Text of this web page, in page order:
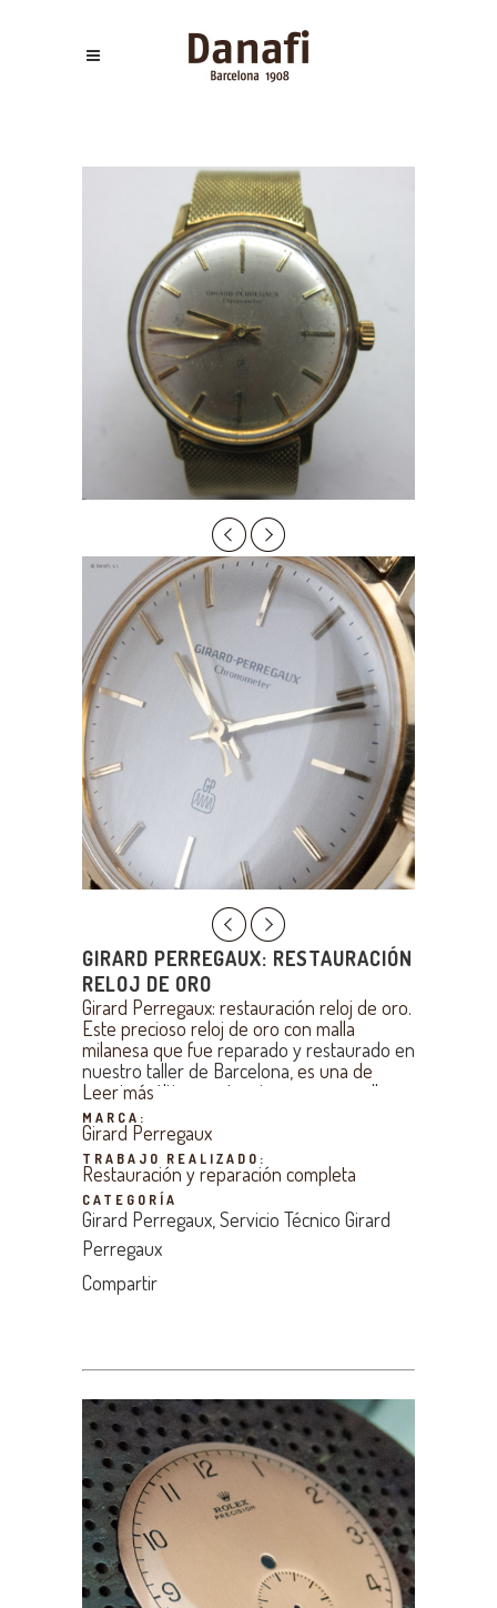
GIRARD PERREGAUX: RESTAURACIÓN
RELOJ DE ORO
Girard Perregaux: restauración reloj de oro.
Este precioso reloj de oro con malla
milanesa que fue reparado y restaurado en
nuestro taller de Barcelona , es una de
nuestras últimas actuaciones que nos llena
de orgullo. El reloj llegó con las agujas en
muy mal estado pero gracias a nuestros
relojeros y, con maestría y paciencia,
conseguimos recuperarlas. El calibre de
cuerda manual también ha sido lubricado y
afinado para una buena marcha. Cabe
destacar también la
esfera del reloj,
reproduciendo el símbolo GP en la posición
de las 6h.
Estamos convencidos de que el resultado
conseguido es adecuado al grado de
exigencia de nuestro cliente.
Leer más
MARCA:
Girard Perregaux
TRABAJO REALIZADO:
Restauración y reparación completa
CATEGORÍA
Girard Perregaux Servicio Técnico Girard
Perregaux
Compartir